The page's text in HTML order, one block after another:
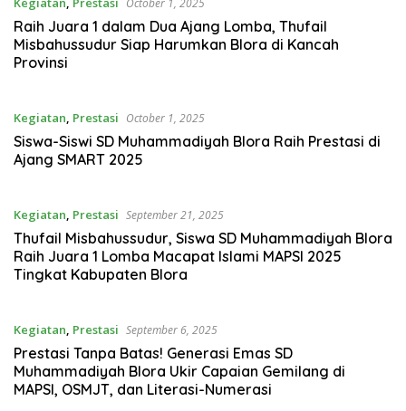
October 1, 2025
Raih Juara 1 dalam Dua Ajang Lomba, Thufail
Misbahussudur Siap Harumkan Blora di Kancah
Provinsi
Kegiatan, Prestasi October 1, 2025
Siswa-Siswi SD Muhammadiyah Blora Raih Prestasi di
Ajang SMART 2025
Kegiatan, Prestasi September 21, 2025
Thufail Misbahussudur, Siswa SD Muhammadiyah Blora
Raih Juara 1 Lomba Macapat Islami MAPSI 2025
Tingkat Kabupaten Blora
Kegiatan, Prestasi September 6, 2025
Prestasi Tanpa Batas! Generasi Emas SD
Muhammadiyah Blora Ukir Capaian Gemilang di
MAPSI, OSMJT, dan Literasi-Numerasi